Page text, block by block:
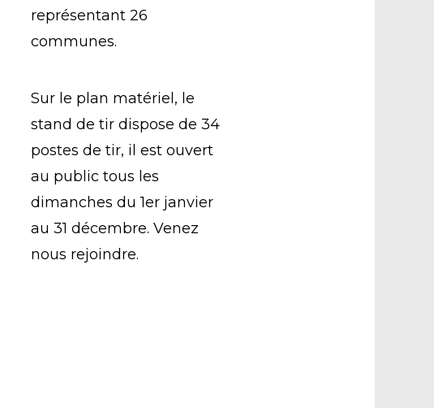
représentant 26
communes.
Sur le plan matériel, le
stand de tir dispose de 34
postes de tir, il est ouvert
au public tous les
dimanches du 1er janvier
au 31 décembre. Venez
nous rejoindre.